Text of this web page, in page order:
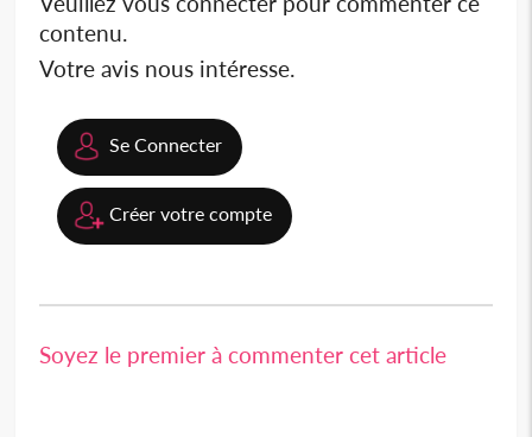
contenu.
Votre avis nous intéresse.
Se Connecter
Créer votre compte
Soyez le premier à commenter cet article